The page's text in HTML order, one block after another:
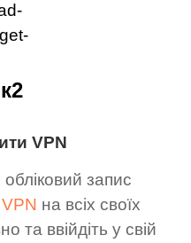
VPN
запис
на всіх своїх
та ввійдіть у свій